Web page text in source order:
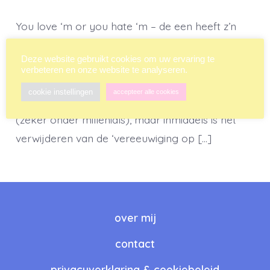
You love ‘m or you hate ‘m – de een heeft z’n
pols en weer een ander heeft er niets mee: de
tatoeage. Het welbekende ‘plakplaatje’ was in
het afgelopen decennium een ware moderage
(zeker onder millenials), maar inmiddels is het
verwijderen van de ‘vereeuwiging op […]
over mij
contact
Deze website gebruikt cookies om uw ervaring te
verbeteren en onze website te analyseren.
cookie instellingen accepteer alle cookies